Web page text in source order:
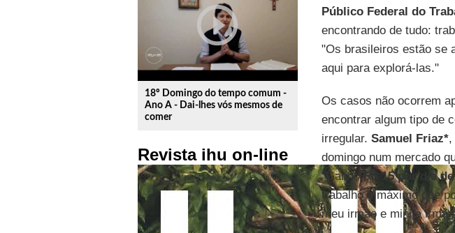
play_circle_outline
18º Domingo do tempo comum -
Ano A - Dai-lhes vós mesmos de
comer
Revista ihu on-line
Público Federal do
encontrando de tudo:
"Os brasileiros estão se
aqui para explorá-las."
Os casos não ocorrem
encontrar algum tipo de
irregular. Samuel Friaz*,
domingo num mercado
"GanhoR$ 15 por dia
trabalho o máximo que
meu irmão e minha irmã